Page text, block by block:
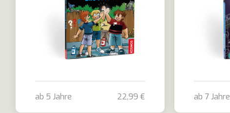
ab 5 Jahre
22,99 €
ab 7 Jahre